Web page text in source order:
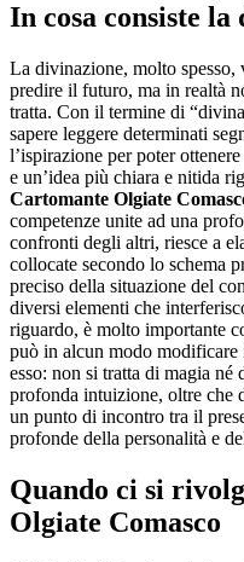
In cosa consiste
La divinazione, molto spesso,
predire il futuro, ma in realtà
tratta. Con il termine di
sapere leggere determinati
l’ispirazione per poter
e un’idea più chiara e nitida
Cartomante Olgiate
competenze unite ad una
confronti degli altri, riesce a
collocate secondo lo schema
preciso della situazione del
diversi elementi che
riguardo, è molto importante
può in alcun modo modificare
esso: non si tratta di magia né
profonda intuizione, oltre che
un punto di incontro tra il
profonde della personalità e
Quando ci si
Olgiate Comasco